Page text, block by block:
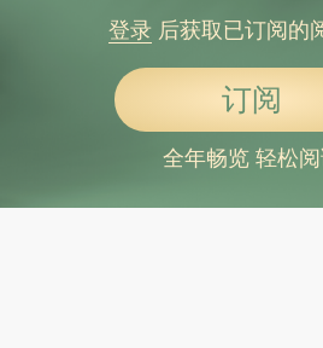
登录后获取已订阅的
订阅
全年畅览 轻松